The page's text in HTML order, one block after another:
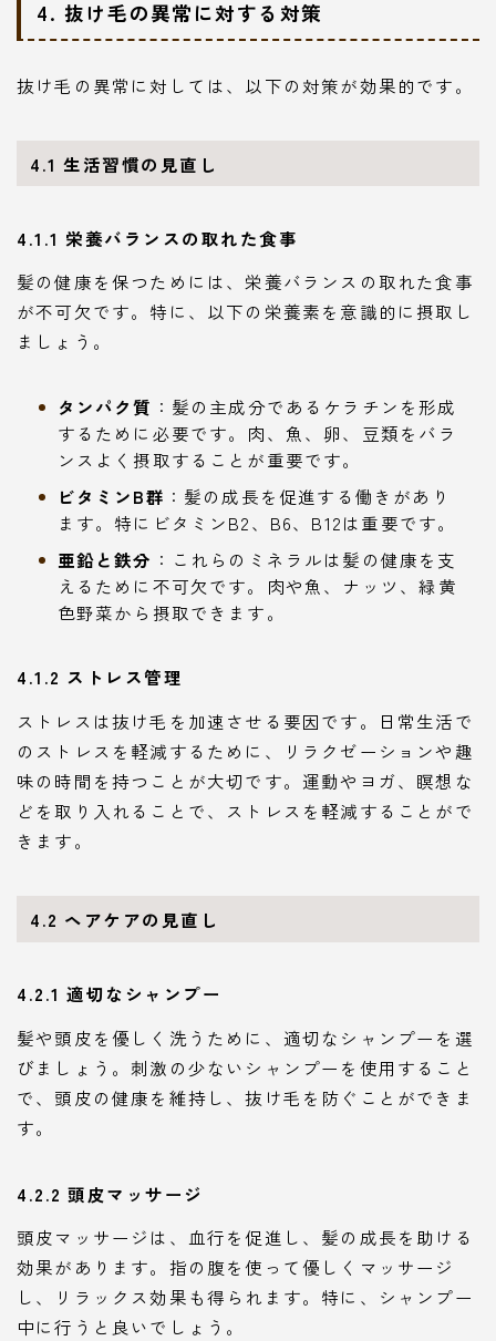
4. 抜け毛の異常に対する対策
抜け毛の異常に対しては、以下の対策が効果的です。
4.1 生活習慣の見直し
4.1.1 栄養バランスの取れた食事
髪の健康を保つためには、栄養バランスの取れた食事
が不可欠です。特に、以下の栄養素を意識的に摂取し
ましょう。
タンパク質 ：髪の主成分であるケラチンを形成
するために必要です。肉、魚、卵、豆類をバラ
ンスよく摂取することが重要です。
ビタミンB群 ：髪の成長を促進する働きがあり
ます。特にビタミンB2、B6、B12は重要です。
亜鉛と鉄分 ：これらのミネラルは髪の健康を支
えるために不可欠です。肉や魚、ナッツ、緑黄
色野菜から摂取できます。
4.1.2 ストレス管理
ストレスは抜け毛を加速させる要因です。日常生活で
のストレスを軽減するために、リラクゼーションや趣
味の時間を持つことが大切です。運動やヨガ、瞑想な
どを取り入れることで、ストレスを軽減することがで
きます。
4.2 ヘアケアの見直し
4.2.1 適切なシャンプー
髪や頭皮を優しく洗うために、適切なシャンプーを選
びましょう。刺激の少ないシャンプーを使用すること
で、頭皮の健康を維持し、抜け毛を防ぐことができま
す。
4.2.2 頭皮マッサージ
頭皮マッサージは、血行を促進し、髪の成長を助ける
効果があります。指の腹を使って優しくマッサージ
し、リラックス効果も得られます。特に、シャンプー
中に行うと良いでしょう。